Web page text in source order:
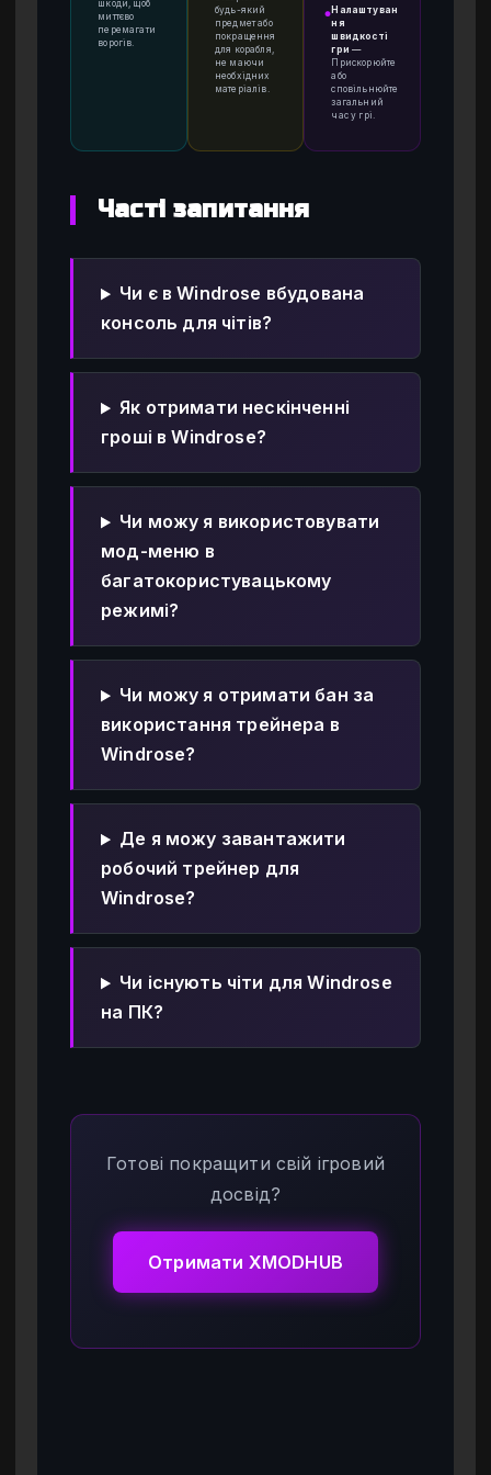
шкоди, щоб
миттєво
перемагати
ворогів.
будь-який
предмет або
покращення
для корабля,
не маючи
необхідних
матеріалів.
●Налаштуван
ня
швидкості
гри —
Прискорюйте
або
сповільнюйте
загальний
час у грі.
Часті запитання
Чи є в Windrose вбудована
консоль для чітів?
Як отримати нескінченні
гроші в Windrose?
Чи можу я використовувати
мод-меню в
багатокористувацькому
режимі?
Чи можу я отримати бан за
використання трейнера в
Windrose?
Де я можу завантажити
робочий трейнер для
Windrose?
Чи існують чіти для Windrose
на ПК?
Готові покращити свій ігровий
досвід?
Отримати XMODHUB